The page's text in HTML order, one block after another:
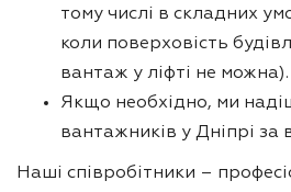
тому числі в складних
коли поверховість
вантаж у ліфті не можна).
Якщо необхідно, ми
вантажників у Дніпрі
Наші співробітники –